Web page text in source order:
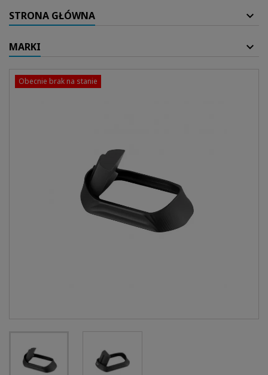
STRONA GŁÓWNA
MARKI
Obecnie brak na stanie